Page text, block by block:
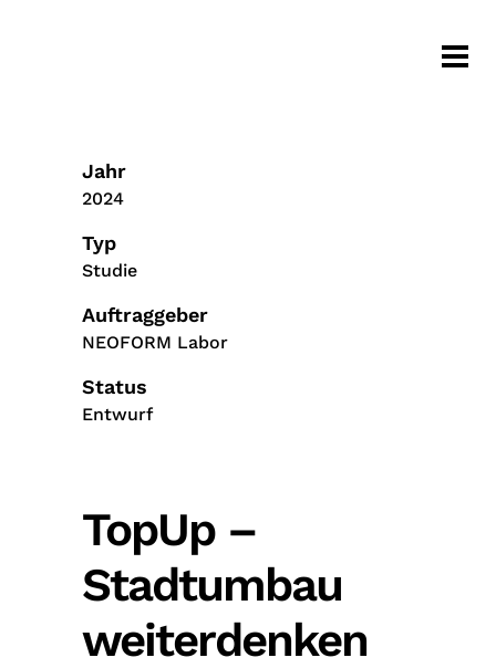
Jahr
2024
Typ
Studie
Auftraggeber
NEOFORM Labor
Status
Entwurf
TopUp –
Stadtumbau
weiterdenken